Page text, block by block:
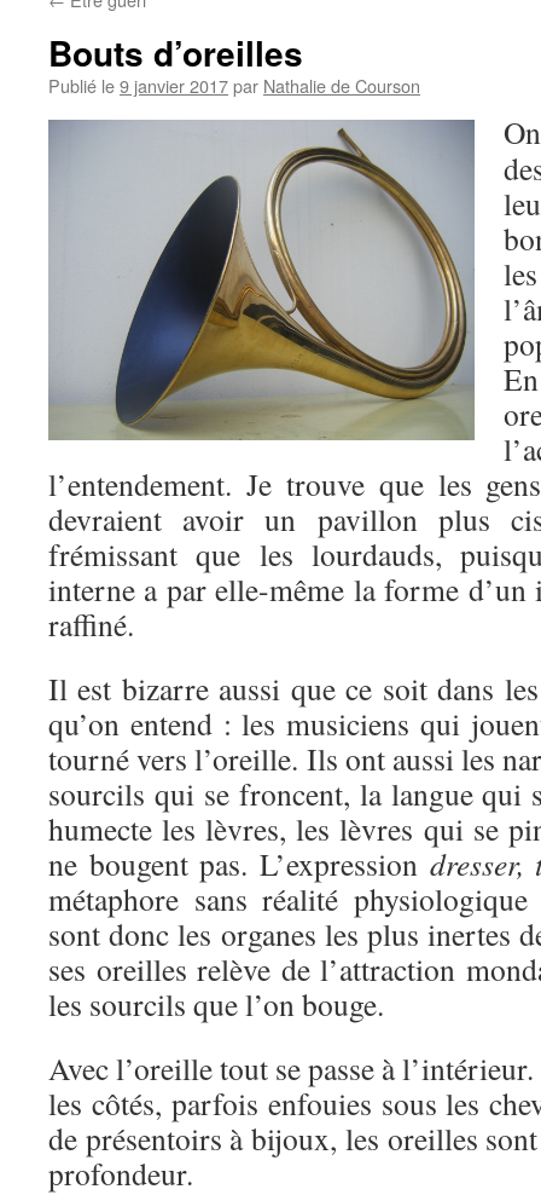
Bouts d’oreilles
Publié le9 janvier 2017par Nathalie de Courson
l’entendement. Je trouve que les
devraient avoir un pavillon plus
frémissant que les lourdauds,
interne a par elle-même la forme
raffiné.
Il est bizarre aussi que ce soit dans
qu’on entend : les musiciens qui
tourné vers l’oreille. Ils ont aussi les
sourcils qui se froncent, la langue qui
humecte les lèvres, les lèvres qui se
ne bougent pas. L’expression dresser,
métaphore sans réalité
sont donc les organes les plus inertes
ses oreilles relève de l’attraction
les sourcils que l’on bouge.
Avec l’oreille tout se passe à
les côtés, parfois enfouies sous les
de présentoirs à bijoux, les oreilles
profondeur.